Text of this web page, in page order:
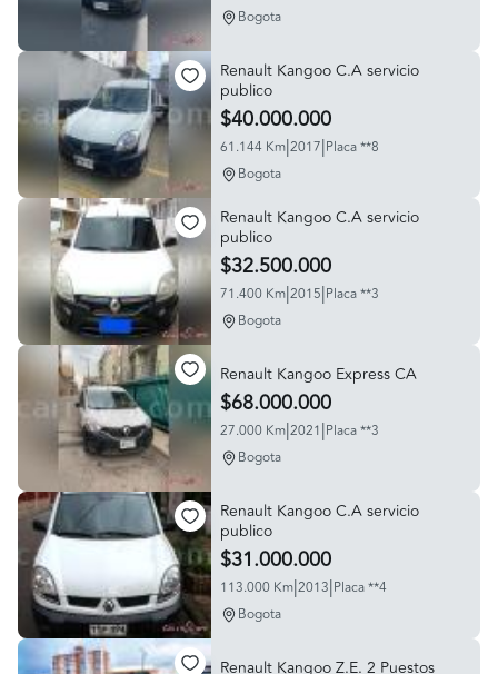
Bogota
Renault Kangoo C.A servicio
publico
$40.000.000
61.144 Km|2017|Placa **8
Bogota
Renault Kangoo C.A servicio
publico
$32.500.000
71.400 Km|2015|Placa **3
Bogota
Renault Kangoo Express CA
$68.000.000
27.000 Km|2021|Placa **3
Bogota
Renault Kangoo C.A servicio
publico
$31.000.000
113.000 Km|2013|Placa **4
Bogota
Renault Kangoo Z.E. 2 Puestos